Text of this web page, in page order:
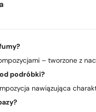
– tworzone z
podróbki?
nawiązująca